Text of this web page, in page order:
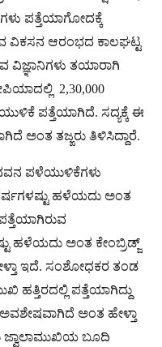
ಪತ್ತೆಯಾಗೋದಕ್ಕೆ
ವಿಕಸನ ಆರಂಭದ ಕಾಲಘಟ್ಟ
ವಿಜ್ಞಾನಿಗಳು ತಯಾರಾಗಿ
2,30,000
ಪತ್ತೆಯಾಗಿದೆ. ಸದ್ಯಕ್ಕೆ ಈ
ಅಂತ ತಜ್ಙರು ತಿಳಿಸಿದ್ದಾರೆ.
ಪಳೆಯುಳಿಕೆಗಳು
ವರ್ಷಗಳಷ್ಟು ಹಳೆಯದು ಅಂತ
ಹಳೆಯದು ಅಂತ ಕೇಂಬ್ರಿಡ್ಜ್​
ಇದೆ. ಸಂಶೋಧಕರ ತಂಡ
ಹತ್ತಿರದಲ್ಲಿ ಪತ್ತೆಯಾಗಿದ್ದು
ಅಂತ ಹೇಳ್ತಾ
ಜ್ವಾಲಾಮುಖಿಯ ಬೂದಿ